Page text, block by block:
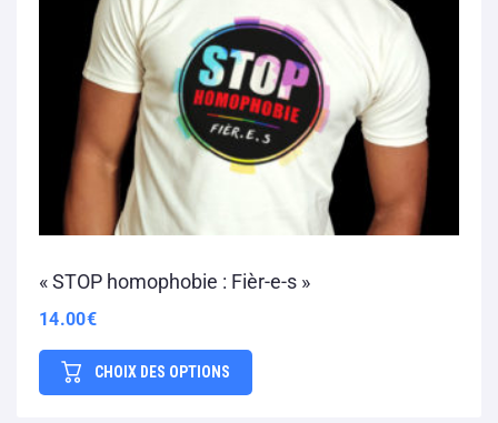
« STOP homophobie : Fièr-e-s »
14.00€
CHOIX DES OPTIONS